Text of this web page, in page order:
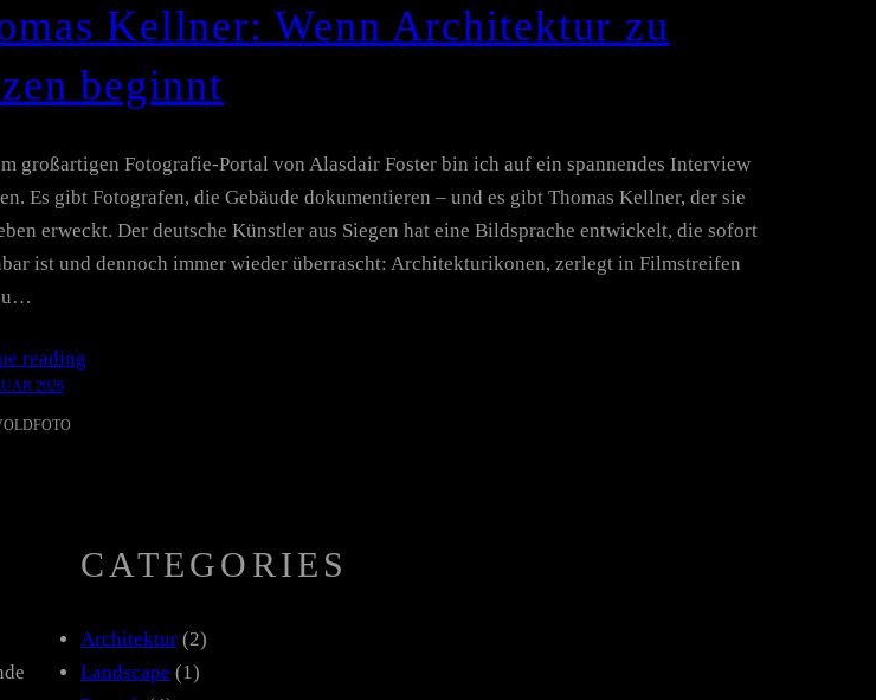
Kellner: Wenn Architektur zu
beginnt
großartigen Fotografie-Portal von Alasdair Foster bin ich auf ein spannendes Interview
Es gibt Fotografen, die Gebäude dokumentieren – und es gibt Thomas Kellner, der sie
erweckt. Der deutsche Künstler aus Siegen hat eine Bildsprache entwickelt, die sofort
ist und dennoch immer wieder überrascht: Architekturikonen, zerlegt in Filmstreifen
reading
2026
CATEGORIES
Architektur (2)
Landscape (1)